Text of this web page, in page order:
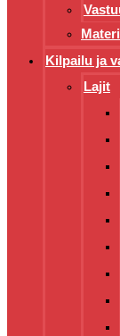
Kilpailu ja
Lajit